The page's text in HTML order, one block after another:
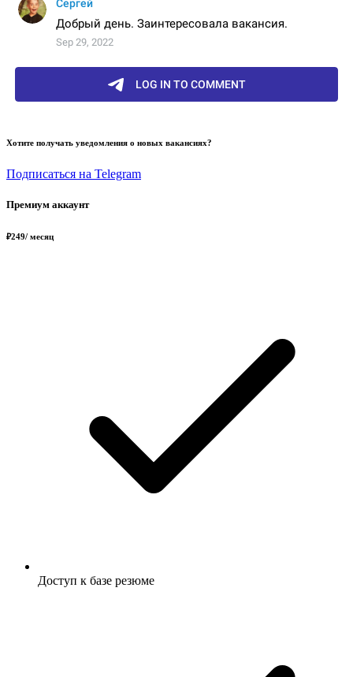
Хотите получать уведомления о новых вакансиях?
Подписаться на Telegram
Премиум аккаунт
₽249/ месяц
Доступ к базе резюме